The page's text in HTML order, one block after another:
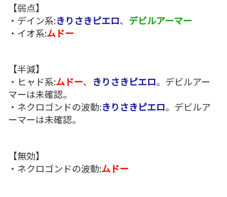
【弱点】
・デイン系:きりさきピエロ、 デビルアーマー
・イオ系:ムドー
【半減】
・ヒャド系:ムドー、 きりさきピエロ。デビルアー
マーは未確認。
・ネクロゴンドの波動:きりさきピエロ。デビルア
ーマーは未確認。
【無効】
・ネクロゴンドの波動:ムドー